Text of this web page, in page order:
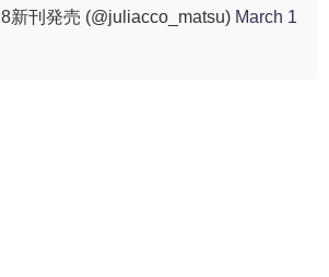
刊発売 (@juliacco_matsu) March 1